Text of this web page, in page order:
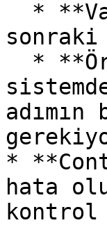
*
hata